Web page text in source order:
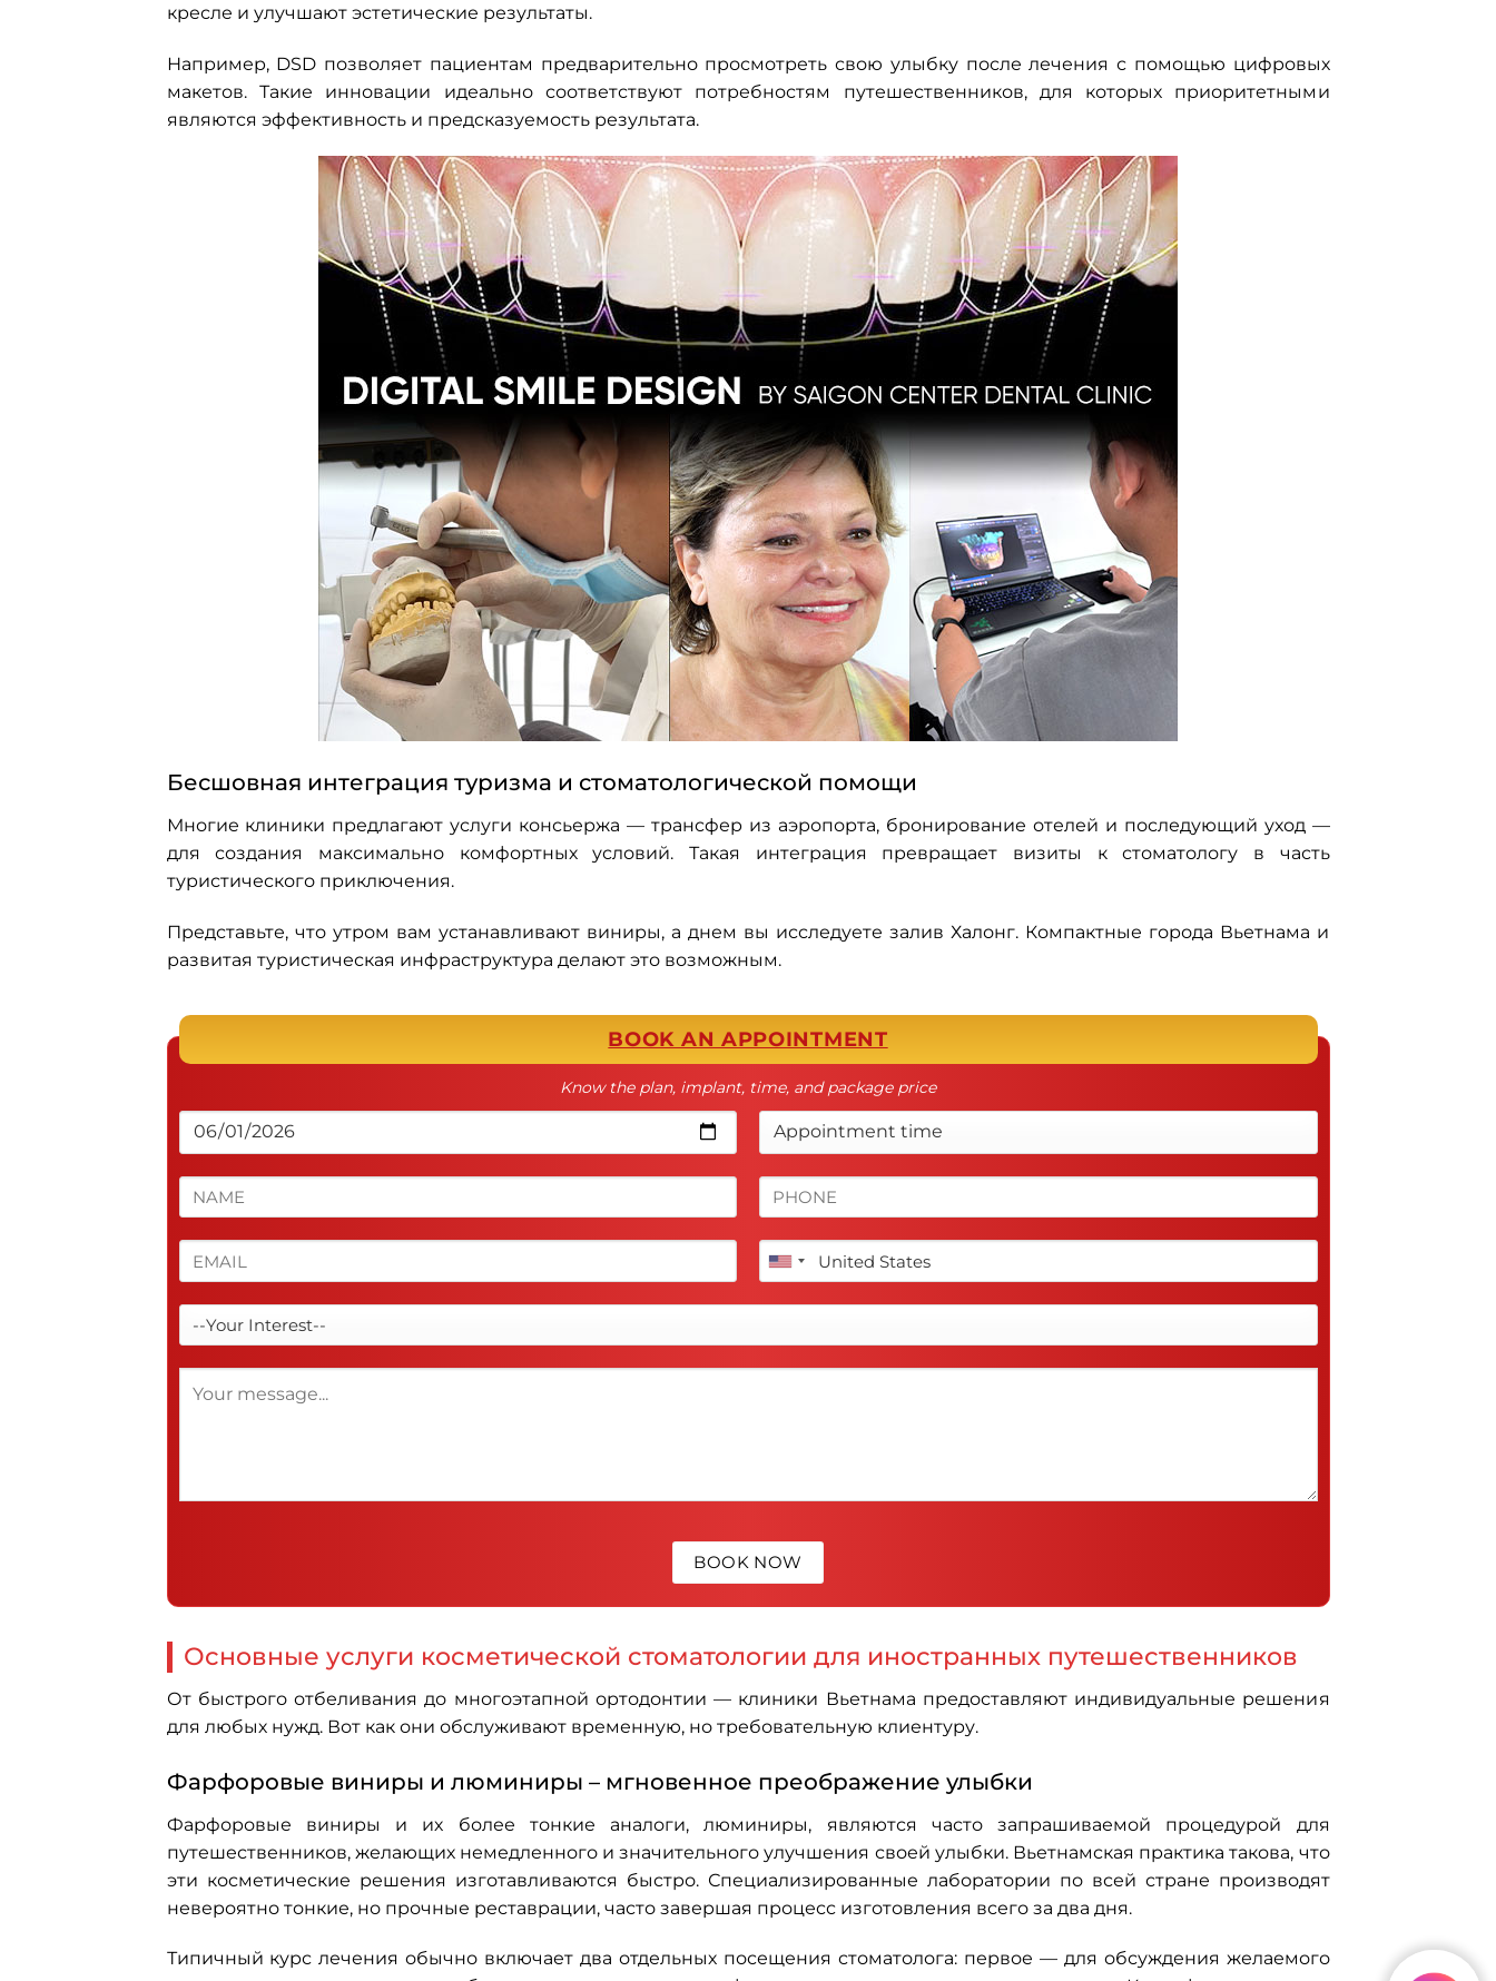
кресле и улучшают эстетические результаты.
Например, DSD позволяет пациентам предварительно просмотреть свою улыбку после лечения с помощью цифровых
макетов. Такие инновации идеально соответствуют потребностям путешественников, для которых приоритетными
являются эффективность и предсказуемость результата.
Бесшовная интеграция туризма и стоматологической помощи
Многие клиники предлагают услуги консьержа — трансфер из аэропорта, бронирование отелей и последующий уход —
для создания максимально комфортных условий. Такая интеграция превращает визиты к стоматологу в часть
туристического приключения.
Представьте, что утром вам устанавливают виниры, а днем вы исследуете залив Халонг. Компактные города Вьетнама и
развитая туристическая инфраструктура делают это возможным.
BOOK AN APPOINTMENT
Know the plan, implant, time, and package price
Основные услуги косметической стоматологии для иностранных путешественников
От быстрого отбеливания до многоэтапной ортодонтии — клиники Вьетнама предоставляют индивидуальные решения
для любых нужд. Вот как они обслуживают временную, но требовательную клиентуру.
Фарфоровые виниры и люминиры – мгновенное преображение улыбки
Фарфоровые виниры и их более тонкие аналоги, люминиры, являются часто запрашиваемой процедурой для
путешественников, желающих немедленного и значительного улучшения своей улыбки. Вьетнамская практика такова, что
эти косметические решения изготавливаются быстро. Специализированные лаборатории по всей стране производят
невероятно тонкие, но прочные реставрации, часто завершая процесс изготовления всего за два дня.
Типичный курс лечения обычно включает два отдельных посещения стоматолога: первое — для обсуждения желаемого